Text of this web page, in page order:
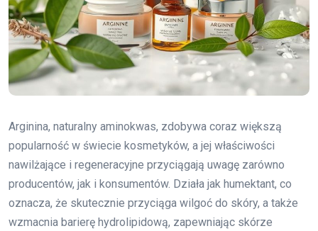
Arginina, naturalny aminokwas, zdobywa coraz większą
popularność w świecie kosmetyków, a jej właściwości
nawilżające i regeneracyjne przyciągają uwagę zarówno
producentów, jak i konsumentów. Działa jak humektant, co
oznacza, że skutecznie przyciąga wilgoć do skóry, a także
wzmacnia barierę hydrolipidową, zapewniając skórze